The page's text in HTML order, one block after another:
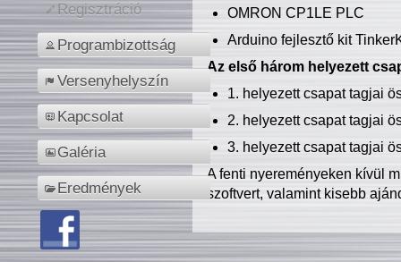
Regisztráció
Programbizottság
Versenyhelyszín
Kapcsolat
Galéria
Eredmények
OMRON CP1LE PLC
Arduino fejlesztő kit
Az első három helyezett
1. helyezett csapat tagjai
2. helyezett csapat tagjai
3. helyezett csapat tagjai
A fenti nyereményeken kívül
szoftvert, valamint kisebb